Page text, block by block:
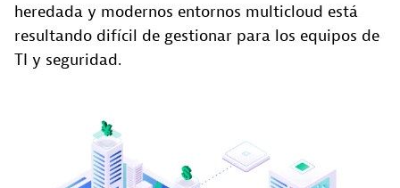
heredada y modernos entornos multicloud está
resultando difícil de gestionar para los equipos de
TI y seguridad.